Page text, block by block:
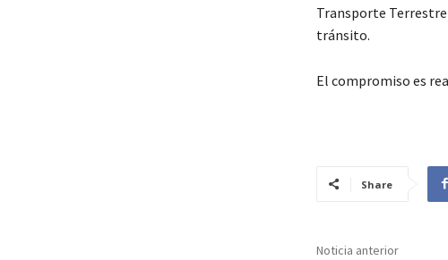
Transporte Terrestre
tránsito.
El compromiso es
Share
Noticia anterior